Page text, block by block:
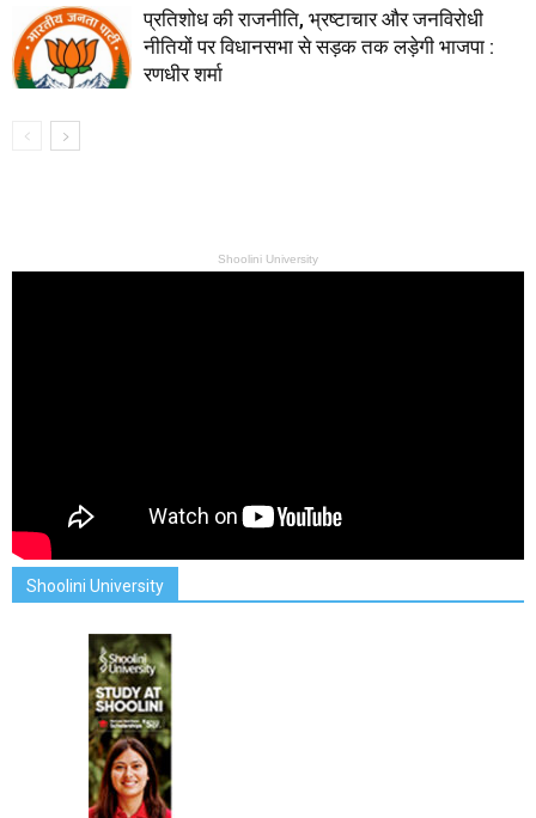
प्रतिशोध की राजनीति, भ्रष्टाचार और जनविरोधी
नीतियों पर विधानसभा से सड़क तक लड़ेगी भाजपा :
रणधीर शर्मा
Shoolini University
Shoolini University